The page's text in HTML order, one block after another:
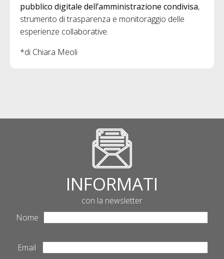
pubblico digitale dell’amministrazione condivisa,
strumento di trasparenza e monitoraggio delle
esperienze collaborative.
*di Chiara Meoli
INFORMATI
con la newsletter
Nome
Email